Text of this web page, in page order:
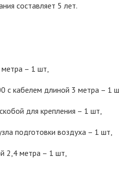
составляет 5 лет.
– 1 шт,
с кабелем длиной 3 метра – 1
для крепления – 1 шт,
подготовки воздуха – 1 шт,
2,4 метра – 1 шт,